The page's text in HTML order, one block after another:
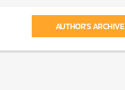
AUTHOR'S ARCHIVE